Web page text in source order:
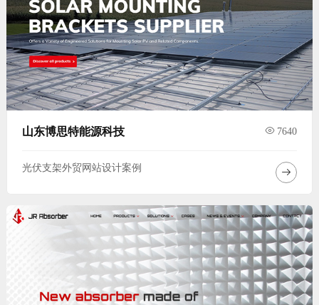
山东博思特能源科技 7640
光伏支架外贸网站设计案例